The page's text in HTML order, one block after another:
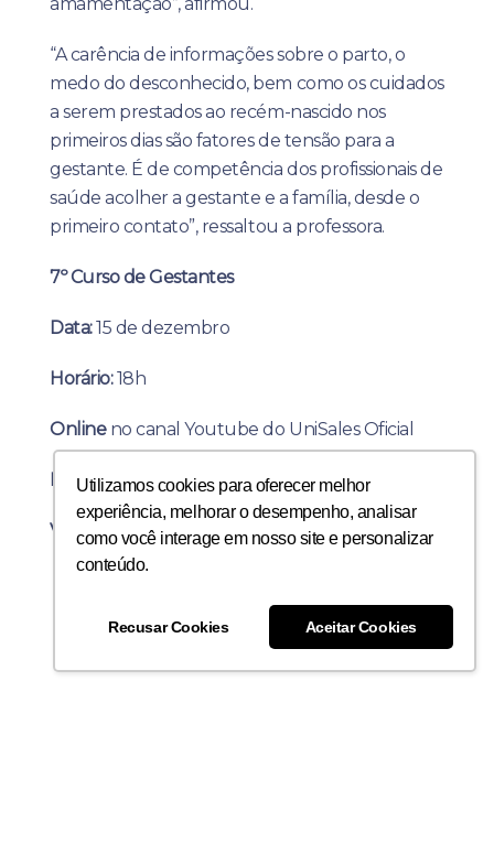
Utilizamos cookies para oferecer melhor
experiência, melhorar o desempenho, analisar
como você interage em nosso site e personalizar
conteúdo.
Recusar Cookies Aceitar Cookies
“A carência de informações sobre o parto, o
medo do desconhecido, bem como os cuidados
a serem prestados ao recém-nascido nos
primeiros dias são fatores de tensão para a
gestante. É de competência dos profissionais de
saúde acolher a gestante e a família, desde o
primeiro contato”, ressaltou a professora.
7º Curso de Gestantes
Data:15 de dezembro
Horário:18h
Onlineno canal Youtube do UniSales Oficial
Inscrições:nolink de inscrição
Valor:gratuito